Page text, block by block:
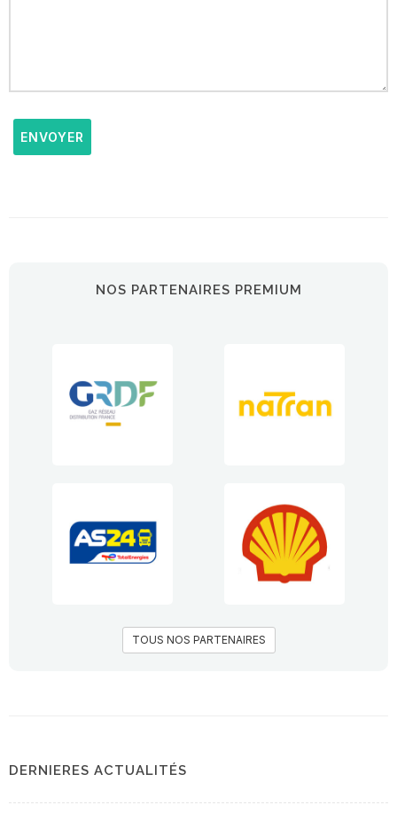
ENVOYER
NOS PARTENAIRES PREMIUM
TOUS NOS PARTENAIRES
DERNIERES ACTUALITÉS